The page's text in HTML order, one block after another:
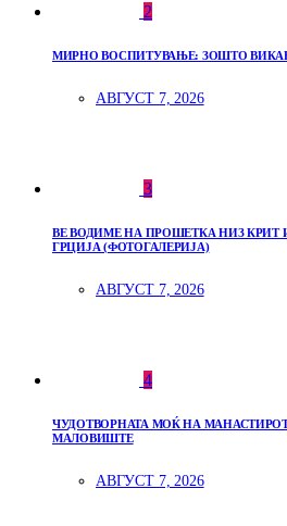
2
МИРНО ВОСПИТУВАЊЕ: ЗОШТО
АВГУСТ 7, 2026
3
ВЕ ВОДИМЕ НА ПРОШЕТКА НИЗ КРИТ
ГРЦИЈА (ФОТОГАЛЕРИЈА)
АВГУСТ 7, 2026
4
ЧУДОТВОРНАТА МОЌ НА
МАЛОВИШТЕ
АВГУСТ 7, 2026